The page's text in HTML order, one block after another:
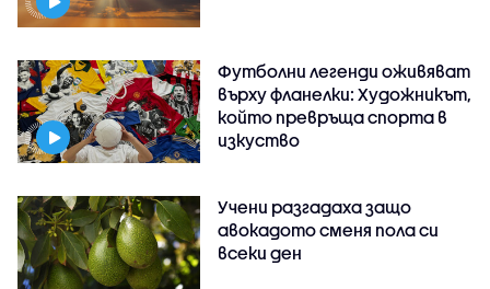
Футболни легенди оживяват
върху фланелки: Художникът,
който превръща спорта в
изкуство
Учени разгадаха защо
авокадото сменя пола си
всеки ден